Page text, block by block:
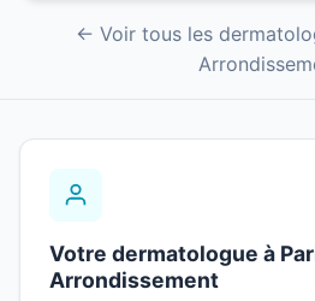
← Voir tous les
Votre dermatologue à
Arrondissement